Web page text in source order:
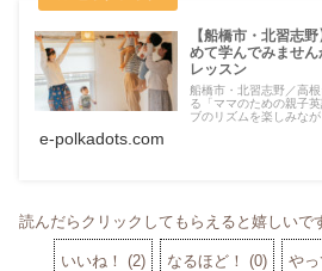
【船橋市・北習志
めて学んでみませ
レッスン
船橋市・北習志野／高
る「ママのための親子
ブのリズムを楽しみな
e-polkadots.com
読んだらクリックしてもらえると嬉しいで
いいね！ (2) なるほど！ (0) や